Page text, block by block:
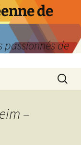
de
de
–